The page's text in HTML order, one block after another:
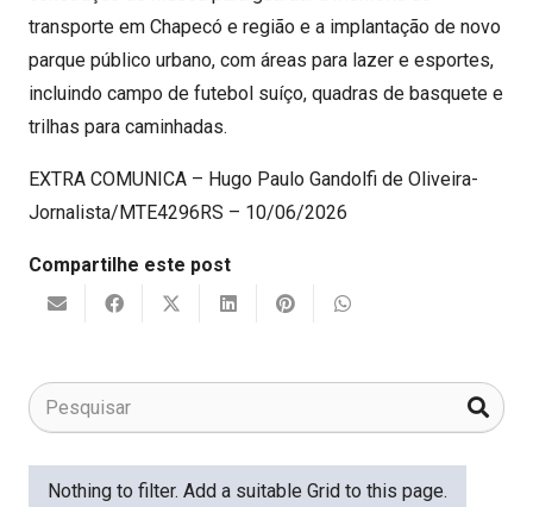
transporte em Chapecó e região e a implantação de novo
parque público urbano, com áreas para lazer e esportes,
incluindo campo de futebol suíço, quadras de basquete e
trilhas para caminhadas.
EXTRA COMUNICA – Hugo Paulo Gandolfi de Oliveira-
Jornalista/MTE4296RS – 10/06/2026
Compartilhe este post
Nothing to filter. Add a suitable Grid to this page.